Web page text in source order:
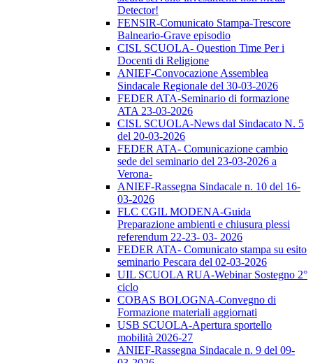
Detector!
FENSIR-Comunicato Stampa-Trescore
Balneario-Grave episodio
CISL SCUOLA- Question Time Per i
Docenti di Religione
ANIEF-Convocazione Assemblea
Sindacale Regionale del 30-03-2026
FEDER ATA-Seminario di formazione
ATA 23-03-2026
CISL SCUOLA-News dal Sindacato N. 5
del 20-03-2026
FEDER ATA- Comunicazione cambio
sede del seminario del 23-03-2026 a
Verona-
ANIEF-Rassegna Sindacale n. 10 del 16-
03-2026
FLC CGIL MODENA-Guida
Preparazione ambienti e chiusura plessi
referendum 22-23- 03- 2026
FEDER ATA- Comunicato stampa su esito
seminario Pescara del 02-03-2026
UIL SCUOLA RUA-Webinar Sostegno 2°
ciclo
COBAS BOLOGNA-Convegno di
Formazione materiali aggiornati
USB SCUOLA-Apertura sportello
mobilità 2026-27
ANIEF-Rassegna Sindacale n. 9 del 09-